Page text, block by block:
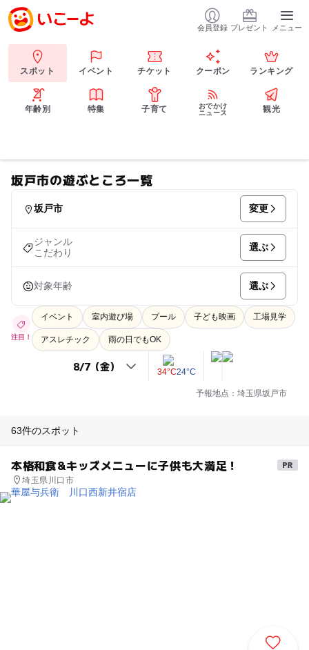
会員登録 プレゼント メニュー
スポット イベント チケット クーポン ランキング
年齢別 特集 子育て
おでかけ
ニュース
観光
坂戸市の遊ぶところ一覧
坂戸市 変更
ジャンル
こだわり
選ぶ
対象年齢 選ぶ
注目！
イベント 室内遊び場 プール 子ども映画 工場見学
アスレチック 雨の日でもOK
34°C24°C
予報地点：埼玉県坂戸市
63件のスポット
本格和食&キッズメニューに子供も大満足！
埼玉県川口市